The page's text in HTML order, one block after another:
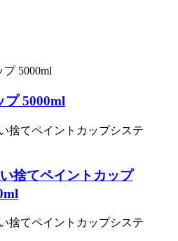
プ 5000ml
捨てペイントカップ